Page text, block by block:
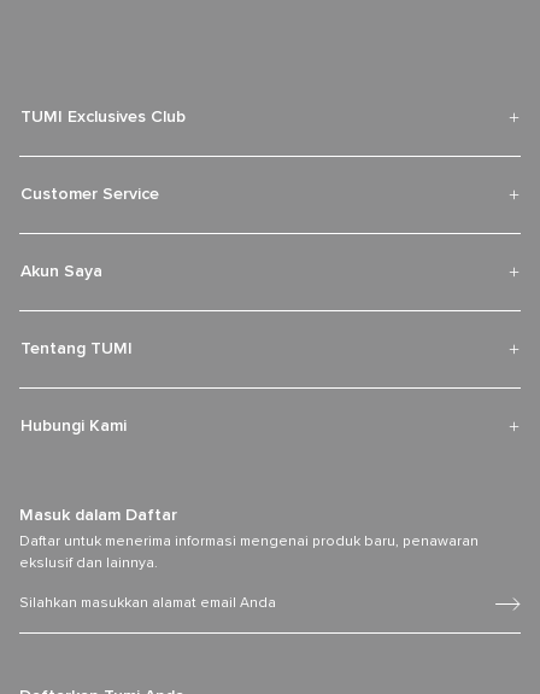
TUMI Exclusives Club
Customer Service
Akun Saya
Tentang TUMI
Hubungi Kami
Masuk dalam Daftar
Daftar untuk menerima informasi mengenai produk baru, penawaran
ekslusif dan lainnya.